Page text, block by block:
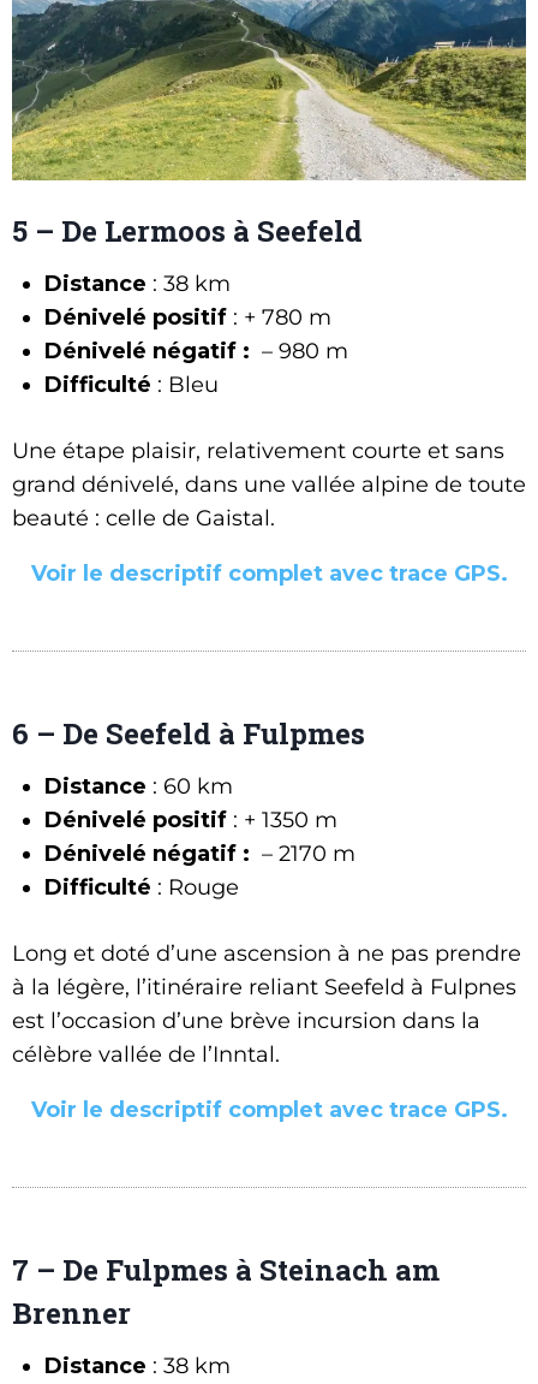
5 – De Lermoos à Seefeld
Distance : 38 km
Dénivelé positif : + 780 m
Dénivelé négatif : – 980 m
Difficulté : Bleu
Une étape plaisir, relativement courte et sans
grand dénivelé, dans une vallée alpine de toute
beauté : celle de Gaistal.
Voir le descriptif complet avec trace GPS.
6 – De Seefeld à Fulpmes
Distance : 60 km
Dénivelé positif : + 1350 m
Dénivelé négatif : – 2170 m
Difficulté : Rouge
Long et doté d’une ascension à ne pas prendre
à la légère, l’itinéraire reliant Seefeld à Fulpnes
est l’occasion d’une brève incursion dans la
célèbre vallée de l’Inntal.
Voir le descriptif complet avec trace GPS.
7 – De Fulpmes à Steinach am
Brenner
Distance : 38 km